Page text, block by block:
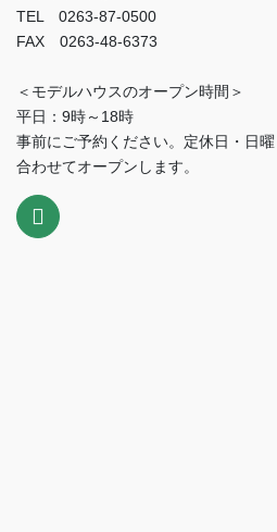
TEL 0263-87-0500
FAX 0263-48-6373
＜モデルハウスのオープン時間＞
平日：9時～18時
事前にご予約ください。定休日・日
合わせてオープンします。